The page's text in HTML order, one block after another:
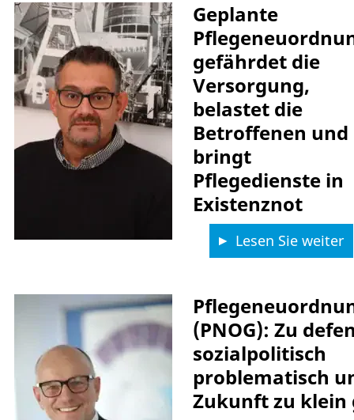
Geplante
gefährdet die
Versorgung,
belastet die
Betroffenen und
bringt
Pflegedienste in
Existenznot
Lesen Sie weiter
(PNOG): Zu
sozialpolitisch
problematisch
Zukunft zu klein